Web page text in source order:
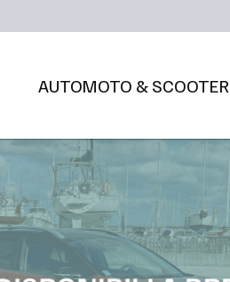
AUTOMOTO & SCOOTER